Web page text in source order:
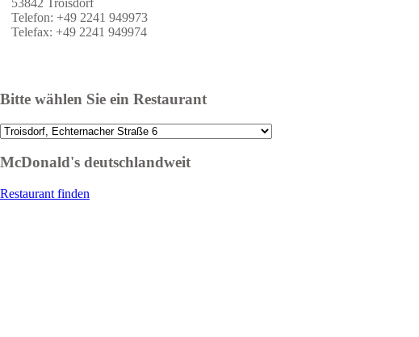
Telefon: +49 2241 949973
Telefax: +49 2241 949974
Bitte wählen Sie ein Restaurant
McDonald's deutschlandweit
Restaurant finden